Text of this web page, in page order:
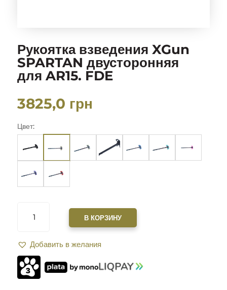
Рукоятка взведения XGun
SPARTAN двусторонняя
для AR15. FDE
3825,0 грн
Цвет:
ТОВАРА
XGUN
SPARTAN
ДВУСТОРОННЯЯ
ДЛЯ
В КОРЗИНУ
Добавить в желания